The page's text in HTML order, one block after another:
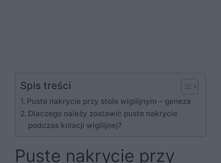
Spis treści
Puste nakrycie przy stole wigilijnym – geneza
Dlaczego należy zostawić puste nakrycie
podczas kolacji wigilijnej?
Puste nakrycie przy